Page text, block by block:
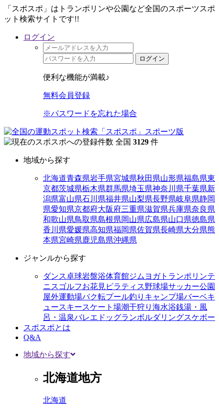
「スポスポ」はトランポリンや公園など全国のスポーツスポ
ット検索サイトです!!
ログイン
ログイン
便利な機能が満載♪
無料会員登録
※パスワードを忘れた場合
全国 3129 件
地域から探す
北海道青森県岩手県宮城県秋田県山形県福島県東
京都茨城県栃木県群馬県埼玉県神奈川県千葉県新
潟県富山県石川県福井県山梨県長野県岐阜県静岡
県愛知県京都府大阪府三重県滋賀県兵庫県奈良県
和歌山県鳥取県島根県岡山県広島県山口県徳島県
香川県愛媛県高知県福岡県佐賀県長崎県大分県熊
本県宮崎県鹿児島県沖縄県
ジャンルから探す
ダンス卓球岩盤浴体育館ジム ヨガトランポリンテ
ニス ゴルフお花見 ピラティス野球場サッカー公園
屋外運動場バク転プール釣り キャンプ場バーベキ
ュースキースケート場潮干狩り 海水浴銭湯・風
呂・温泉バレエ ドッグランボルダリングスケボー
スポスポとは
Q&A
地域から探す
北海道地方
北海道